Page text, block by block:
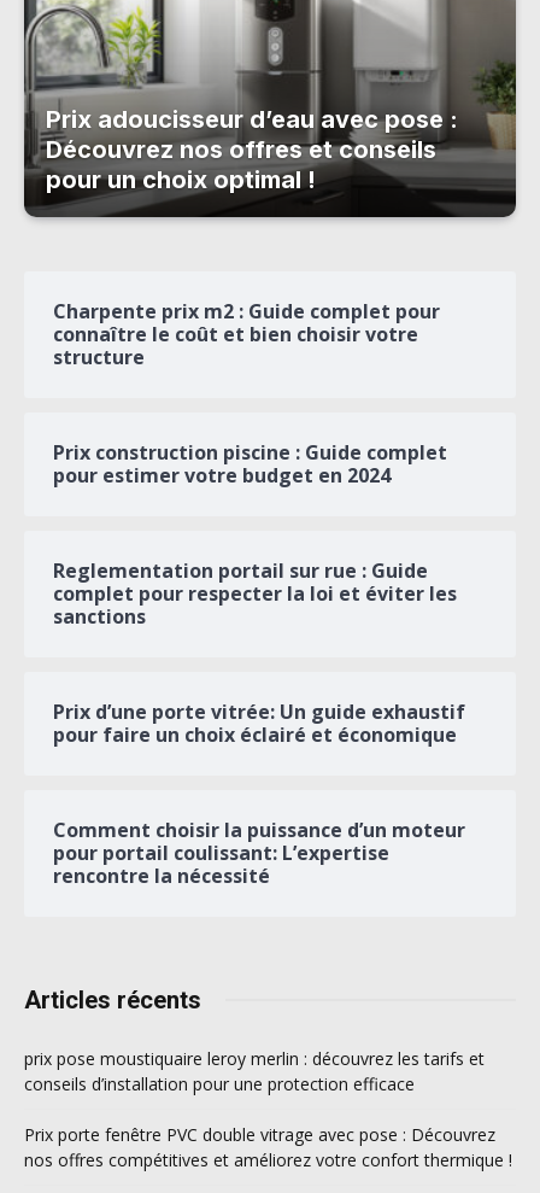
Prix adoucisseur d’eau avec pose :
Découvrez nos offres et conseils
pour un choix optimal !
Charpente prix m2 : Guide complet pour
connaître le coût et bien choisir votre
structure
Prix construction piscine : Guide complet
pour estimer votre budget en 2024
Reglementation portail sur rue : Guide
complet pour respecter la loi et éviter les
sanctions
Prix d’une porte vitrée: Un guide exhaustif
pour faire un choix éclairé et économique
Comment choisir la puissance d’un moteur
pour portail coulissant: L’expertise
rencontre la nécessité
Articles récents
prix pose moustiquaire leroy merlin : découvrez les tarifs et
conseils d’installation pour une protection efficace
Prix porte fenêtre PVC double vitrage avec pose : Découvrez
nos offres compétitives et améliorez votre confort thermique !